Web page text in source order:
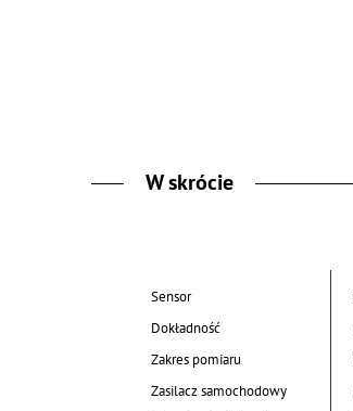
W skrócie
Sensor
Dokładność
Zakres pomiaru
Zasilacz samochodowy